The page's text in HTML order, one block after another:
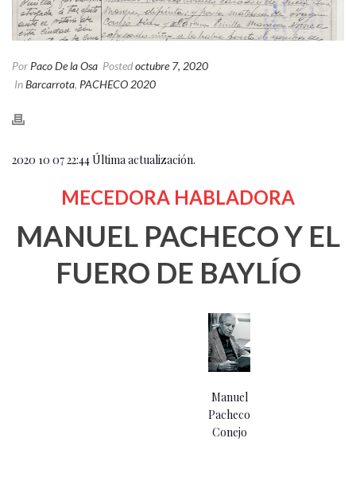
Por Paco De la Osa Postedoctubre 7, 2020
InBarcarrota, PACHECO 2020
2020 10 07 22:44 Última actualización.
MECEDORA HABLADORA
MANUEL PACHECO Y EL
FUERO DE BAYLÍO
Manuel
Pacheco
Conejo